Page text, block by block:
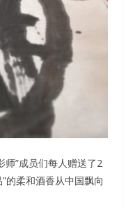
师”成员们每人赠送了2
的柔和酒香从中国飘向